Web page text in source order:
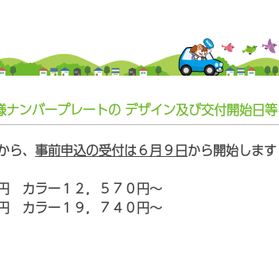
ンバープレートの デザイン及び交付開始日等
ら、 事前申込の受付は６月９日から開始しま
カラー１２，５７０円～
カラー１９，７４０円～